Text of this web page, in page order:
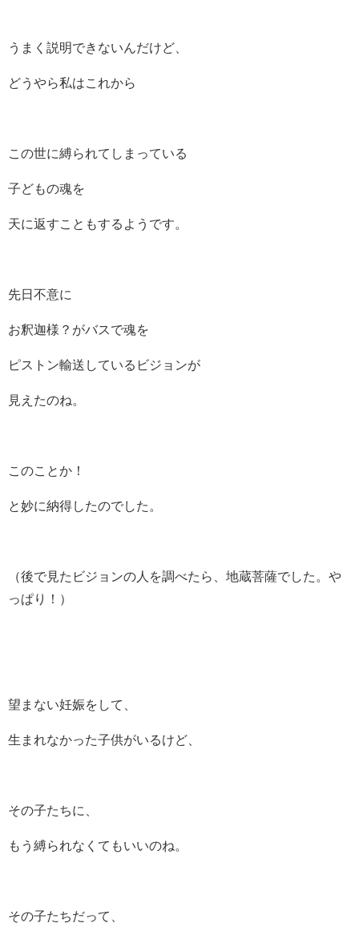
うまく説明できないんだけど、
どうやら私はこれから
この世に縛られてしまっている
子どもの魂を
天に返すこともするようです。
先日不意に
お釈迦様？がバスで魂を
ピストン輸送しているビジョンが
見えたのね。
このことか！
と妙に納得したのでした。
（後で見たビジョンの人を調べたら、地蔵菩薩でした。や
っぱり！）
望まない妊娠をして、
生まれなかった子供がいるけど、
その子たちに、
もう縛られなくてもいいのね。
その子たちだって、